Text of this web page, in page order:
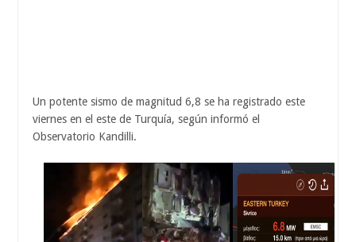
Un potente sismo de magnitud 6,8 se ha registrado este
viernes en el este de Turquía, según informó el
Observatorio Kandilli.